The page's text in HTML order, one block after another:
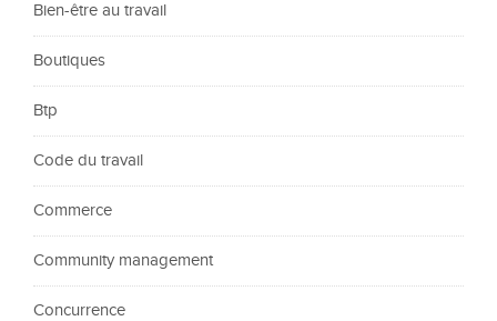
Bien-être au travail
Boutiques
Btp
Code du travail
Commerce
Community management
Concurrence